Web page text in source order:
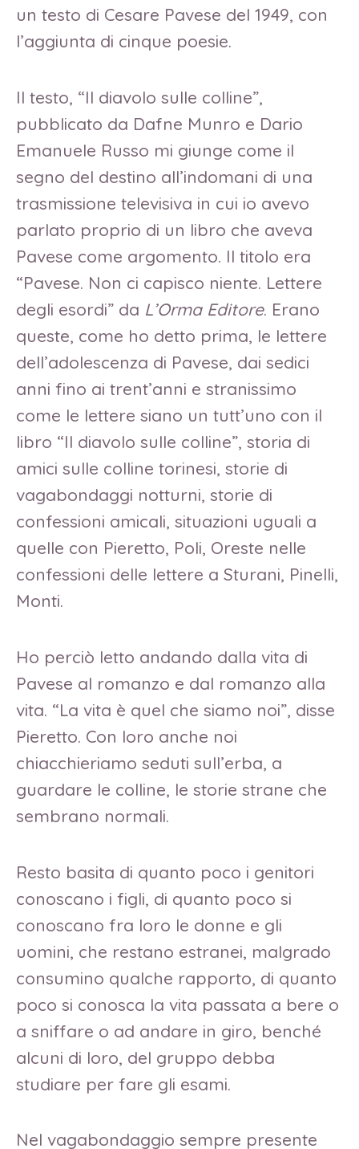
un testo di Cesare Pavese del 1949, con
l’aggiunta di cinque poesie.
Il testo, “Il diavolo sulle colline”,
pubblicato da Dafne Munro e Dario
Emanuele Russo mi giunge come il
segno del destino all’indomani di una
trasmissione televisiva in cui io avevo
parlato proprio di un libro che aveva
Pavese come argomento. Il titolo era
“Pavese. Non ci capisco niente. Lettere
degli esordi” da L’Orma Editore. Erano
queste, come ho detto prima, le lettere
dell’adolescenza di Pavese, dai sedici
anni fino ai trent’anni e stranissimo
come le lettere siano un tutt’uno con il
libro “Il diavolo sulle colline”, storia di
amici sulle colline torinesi, storie di
vagabondaggi notturni, storie di
confessioni amicali, situazioni uguali a
quelle con Pieretto, Poli, Oreste nelle
confessioni delle lettere a Sturani, Pinelli,
Monti.
Ho perciò letto andando dalla vita di
Pavese al romanzo e dal romanzo alla
vita. “La vita è quel che siamo noi”, disse
Pieretto. Con loro anche noi
chiacchieriamo seduti sull’erba, a
guardare le colline, le storie strane che
sembrano normali.
Resto basita di quanto poco i genitori
conoscano i figli, di quanto poco si
conoscano fra loro le donne e gli
uomini, che restano estranei, malgrado
consumino qualche rapporto, di quanto
poco si conosca la vita passata a bere o
a sniffare o ad andare in giro, benché
alcuni di loro, del gruppo debba
studiare per fare gli esami.
Nel vagabondaggio sempre presente